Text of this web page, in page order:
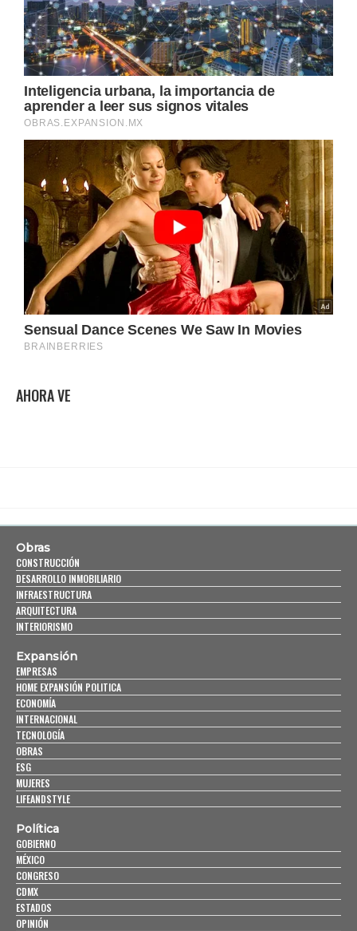
AHORA VE
Obras
CONSTRUCCIÓN
DESARROLLO INMOBILIARIO
INFRAESTRUCTURA
ARQUITECTURA
INTERIORISMO
Expansión
EMPRESAS
HOME EXPANSIÓN POLITICA
ECONOMÍA
INTERNACIONAL
TECNOLOGÍA
OBRAS
ESG
MUJERES
LIFEANDSTYLE
Política
GOBIERNO
MÉXICO
CONGRESO
CDMX
ESTADOS
OPINIÓN